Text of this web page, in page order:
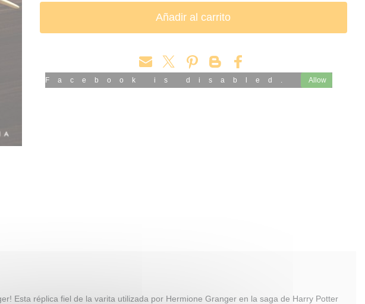
Facebook is disabled. Allow
Esta réplica fiel de la varita utilizada por Hermione Granger en la saga de Harry Potter